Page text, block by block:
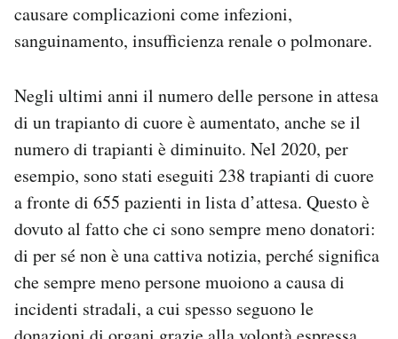
causare complicazioni come infezioni,
sanguinamento, insufficienza renale o polmonare.
Negli ultimi anni il numero delle persone in attesa
di un trapianto di cuore è aumentato, anche se il
numero di trapianti è diminuito. Nel 2020, per
esempio, sono stati eseguiti 238 trapianti di cuore
a fronte di 655 pazienti in lista d’attesa. Questo è
dovuto al fatto che ci sono sempre meno donatori:
di per sé non è una cattiva notizia, perché significa
che sempre meno persone muoiono a causa di
incidenti stradali, a cui spesso seguono le